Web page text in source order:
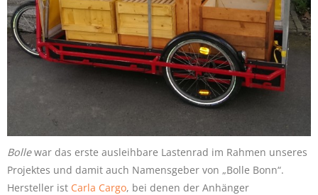
Bollewar das erste ausleihbare Lastenrad im Rahmen unseres
Projektes und damit auch Namensgeber von „Bolle Bonn“.
Hersteller ist Carla Cargo, bei denen der Anhänger